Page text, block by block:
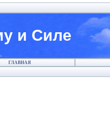
и Силе
ГЛАВНАЯ